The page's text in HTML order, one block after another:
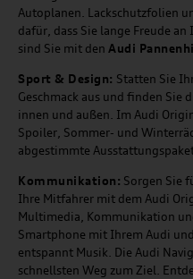
Autoplanen. Lackschutzfolien
dafür, dass Sie lange Freude
sind Sie mit den Audi
Sport & Design: Statten Sie
Geschmack aus und finden
innen und außen. Im Audi
Spoiler, Sommer- und
abgestimmte
Kommunikation: Sorgen Sie
Ihre Mitfahrer mit dem Audi
Multimedia, Kommunikation
Smartphone mit Ihrem Audi
entspannt Musik. Die Audi
schnellsten Weg zum Ziel.